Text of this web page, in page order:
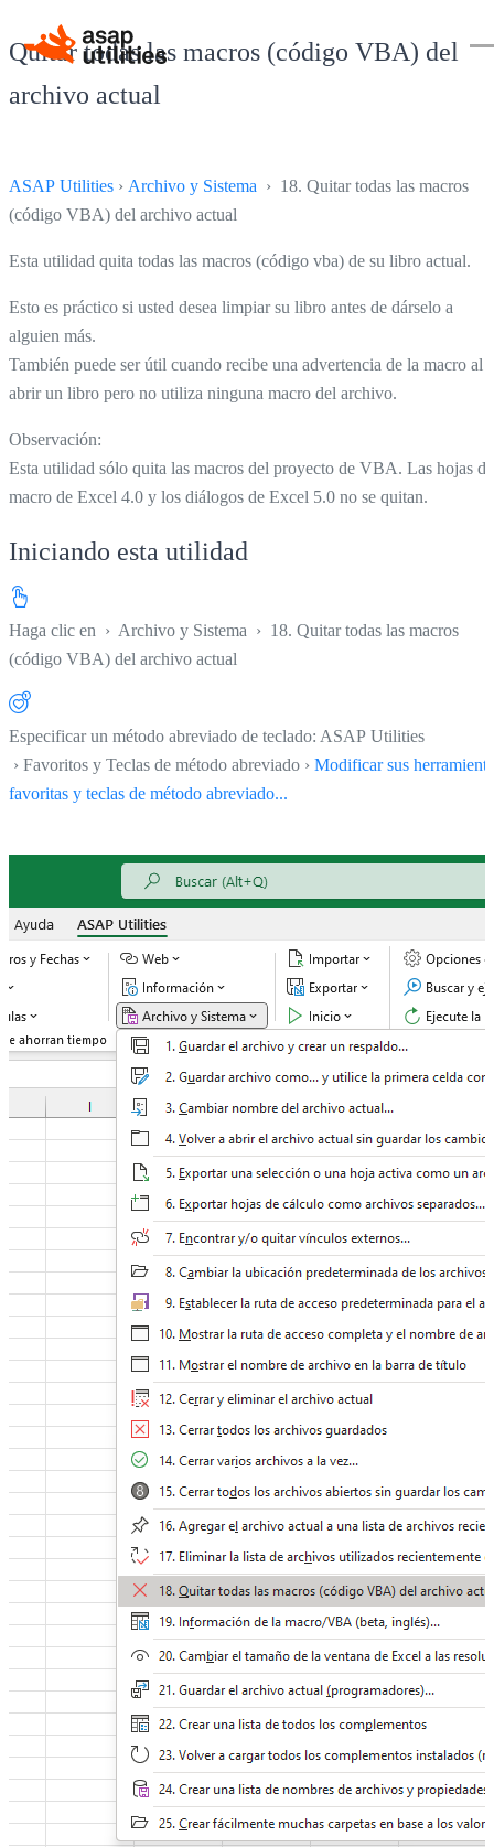
Quitar todas las macros (código VBA) del
archivo actual
ASAP Utilities › Archivo y Sistema › 18. Quitar todas las macros
(código VBA) del archivo actual
Esta utilidad quita todas las macros (código vba) de su libro actual.
Esto es práctico si usted desea limpiar su libro antes de dárselo a
alguien más.
También puede ser útil cuando recibe una advertencia de la macro al
abrir un libro pero no utiliza ninguna macro del archivo.
Observación:
Esta utilidad sólo quita las macros del proyecto de VBA. Las hojas de
macro de Excel 4.0 y los diálogos de Excel 5.0 no se quitan.
Iniciando esta utilidad
Haga clic en › Archivo y Sistema › 18. Quitar todas las macros
(código VBA) del archivo actual
Especificar un método abreviado de teclado: ASAP Utilities
› Favoritos y Teclas de método abreviado › Modificar sus
favoritas y teclas de método abreviado...